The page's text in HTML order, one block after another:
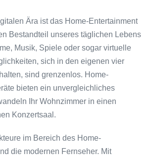
Ära ist das Home-Entertainment
Bestandteil unseres täglichen Lebens
Musik, Spiele oder sogar virtuelle
sich in den eigenen vier
sind grenzenlos. Home-
bieten ein unvergleichliches
Ihr Wohnzimmer in einen
Konzertsaal.
im Bereich des Home-
die modernen Fernseher. Mit